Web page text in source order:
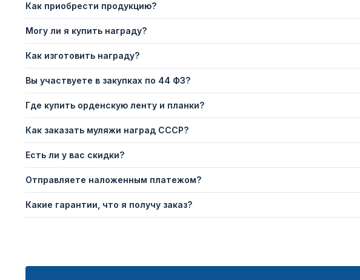
Как приобрести продукцию?
Могу ли я купить награду?
Как изготовить награду?
Вы участвуете в закупках по 44 ФЗ?
Где купить орденскую ленту и планки?
Как заказать муляжи наград СССР?
Есть ли у вас скидки?
Отправляете наложенным платежом?
Какие гарантии, что я получу заказ?